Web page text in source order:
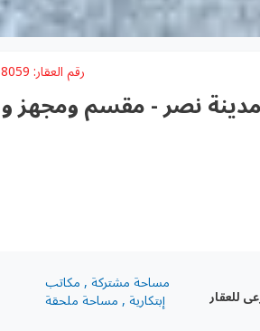
رقم العقار: 8059
الحرة مدينة نصر - مقسم ومجهز و
للعقار
مساحة مشتركة , مكاتب
إبتكارية , مساحة ملحقة